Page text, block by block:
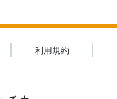
利用規約